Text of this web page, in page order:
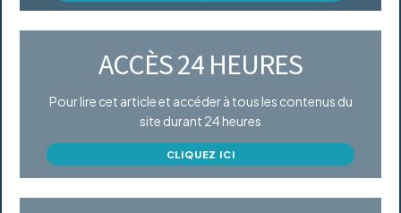
ACCÈS 24 HEURES
Pour lire cet article et accéder à tous les contenus du
site durant 24 heures
CLIQUEZ ICI